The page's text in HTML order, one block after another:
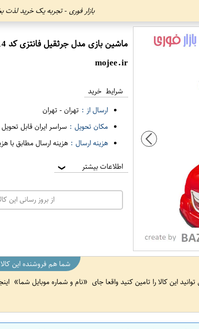
بازار فوری - تجربه یک خرید
ماشین بازی مدل جرثقیل فانتزی کد MCRA-114 بسته دو عددی
mojee.ir
شرایط خرید
ارسال از : تهران- تهران
مکان تحویل : سراسر ایران قابل
هزینه ارسال : هزینه ارسال مطابق با
اطلاعات بیشتر ❯
از بروز رسانی این
شما هم فروشنده این
این کالا را تامین کنید واقعا جای
نام و شماره موبایل شما